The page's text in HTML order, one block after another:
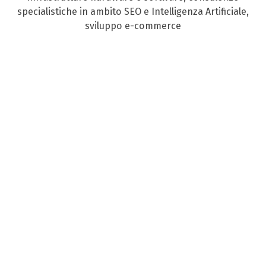
specialistiche in ambito SEO e Intelligenza Artificiale,
sviluppo e-commerce